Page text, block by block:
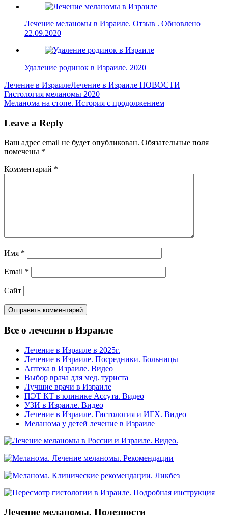
Лечение меланомы в Израиле. Отзыв . Обновлено
22.09.2020
Удаление родинок в Израиле. 2020
Лечение в ИзраилеЛечение в Израиле НОВОСТИ
Навигация
по
записям
Previous
Post:
Гистология меланомы 2020
Next
Меланома на стопе. История с продолжением
Leave a Reply
Ваш адрес email не будет опубликован. Обязательные поля
помечены *
Комментарий *
Имя *
Email *
Сайт
Все о лечении в Израиле
Лечение в Израиле в 2025г.
Лечение в Израиле. Посредники. Больницы
Аптека в Израиле. Видео
Выбор врача для мед. туриста
Лучшие врачи в Израиле
ПЭТ КТ в клинике Ассута. Видео
УЗИ в Израиле. Видео
Лечение в Израиле. Гистология и ИГХ. Видео
Меланома у детей лечение в Израиле
Лечение меланомы. Полезности